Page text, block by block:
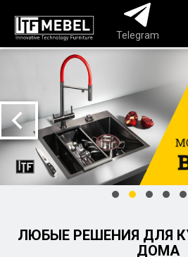
Telegram
ЛЮБЫЕ РЕШЕНИЯ ДЛЯ
ДОМА